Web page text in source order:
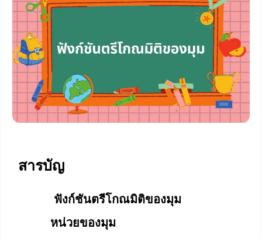
สารบัญ
ฟังก์ชันตรีโกณมิติของมุม
หน่วยของมุม